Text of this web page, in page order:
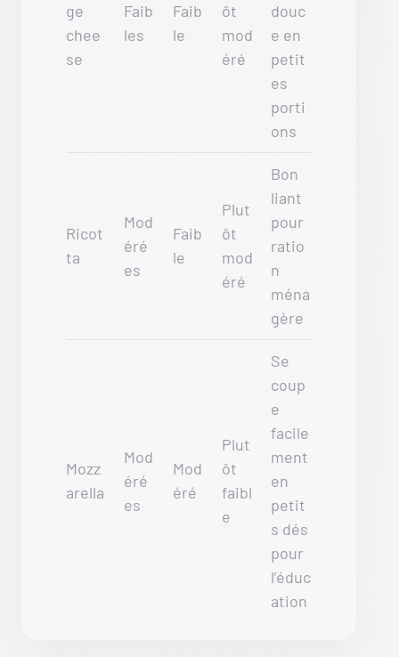
ge
chee
se
Faib
les
Faib
le
ôt
mod
éré
douc
e en
petit
es
porti
ons
Ricot
ta
Mod
éré
es
Faib
le
Plut
ôt
mod
éré
Bon
liant
pour
ratio
n
ména
gère
Mozz
arella
Mod
éré
es
Mod
éré
Plut
ôt
faibl
e
Se
coup
e
facile
ment
en
petit
s dés
pour
l’éduc
ation